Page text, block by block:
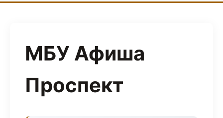
МБУ Афиша
Проспект